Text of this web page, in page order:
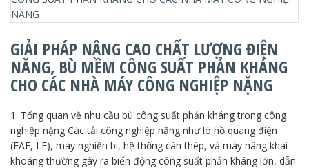
GIẢI PHÁP NÂNG CAO CHẤT LƯỢNG ĐIỆN
NĂNG, BÙ MỀM CÔNG SUẤT PHẢN KHÁNG
CHO CÁC NHÀ MÁY CÔNG NGHIỆP NẶNG
1. Tổng quan về nhu cầu bù công suất phản kháng trong công
nghiệp nặng Các tải công nghiệp nặng như lò hồ quang điện
(EAF, LF), máy nghiền bi, hệ thống cán thép, và máy nâng khai
khoáng thường gây ra biến động công suất phản kháng lớn, dẫn